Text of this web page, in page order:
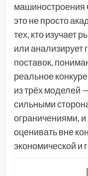
это не просто
тех, кто изучает
или анализирует
поставок,
реальное
из трёх моделей
сильными
ограничениями, и
оценивать вне
экономической и